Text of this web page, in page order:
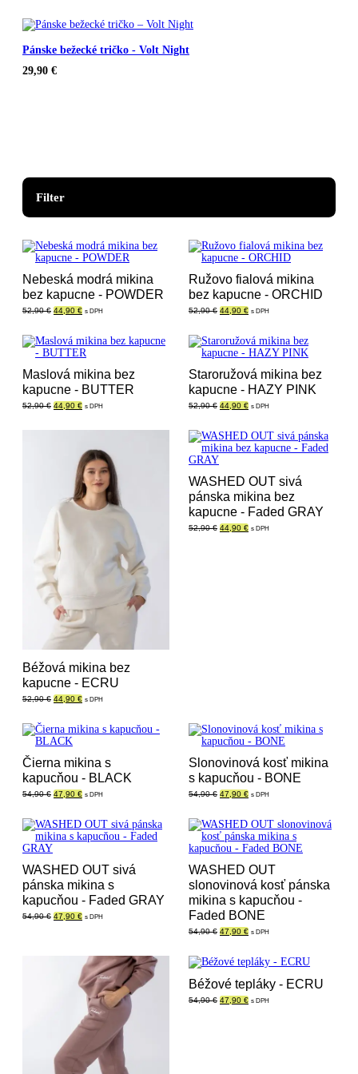
Pánske bežecké tričko - Volt Night
29,90 €
Filter
Nebeská modrá mikina
bez kapucne - POWDER
52,90€ Pôvodná
52,90 €.
44,90 €Aktuálna
44,90 €.
s DPH
Ružovo fialová mikina
bez kapucne - ORCHID
52,90€ Pôvodná
52,90 €.
44,90 €Aktuálna
44,90 €.
s DPH
Maslová mikina bez
kapucne - BUTTER
52,90€ Pôvodná
44,90 €Aktuálna
s DPH
Staroružová mikina bez
kapucne - HAZY PINK
52,90€ Pôvodná
52,90 €.
44,90 €Aktuálna
44,90 €.
s DPH
Béžová mikina bez
kapucne - ECRU
52,90€ Pôvodná
52,90 €.
44,90 €Aktuálna
44,90 €.
s DPH
WASHED OUT sivá
pánska mikina bez
kapucne - Faded GRAY
52,90€ Pôvodná
44,90 €Aktuálna
s DPH
Čierna mikina s
kapucňou - BLACK
54,90€ Pôvodná
54,90 €.
47,90 €Aktuálna
47,90 €.
s DPH
Slonovinová kosť mikina
s kapucňou - BONE
54,90€ Pôvodná
54,90 €.
47,90 €Aktuálna
47,90 €.
s DPH
WASHED OUT sivá
pánska mikina s
kapucňou - Faded GRAY
54,90€ Pôvodná
47,90 €Aktuálna
s DPH
WASHED OUT
slonovinová kosť pánska
mikina s kapucňou -
Faded BONE
54,90€ Pôvodná
54,90 €.
47,90 €Aktuálna
47,90 €.
s DPH
Béžové tepláky - ECRU
54,90€ Pôvodná
47,90 €Aktuálna
s DPH